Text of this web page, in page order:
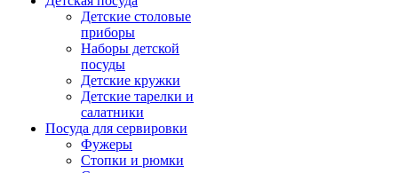
Детские столовые
приборы
Наборы детской
посуды
Детские кружки
Детские тарелки и
салатники
Посуда для сервировки
Фужеры
Стопки и рюмки